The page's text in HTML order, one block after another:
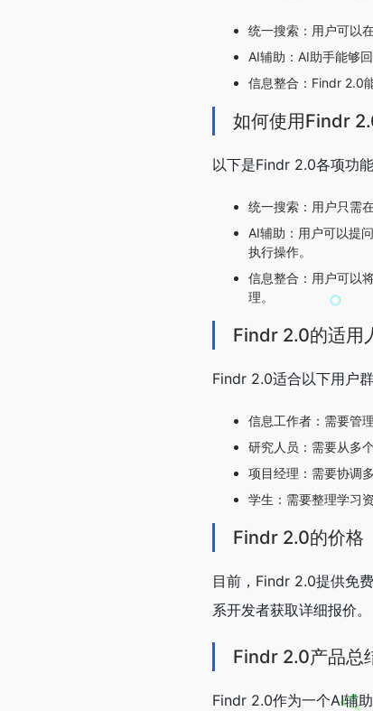
统一搜索：用户可以
AI辅助：AI助手能够
信息整合：Findr 2.0
如何使用Findr
以下是Findr 2.0各项功
统一搜索：用户只需
AI辅助：用户可以提
执行操作。
信息整合：用户可以
理。
Findr 2.0的适用
Findr 2.0适合以下用户群
信息工作者：需要管
研究人员：需要从多
项目经理：需要协调
学生：需要整理学习
Findr 2.0的价格
目前，Findr 2.0提供免
系开发者获取详细报价。
Findr 2.0产品总
Findr 2.0作为一个AI辅